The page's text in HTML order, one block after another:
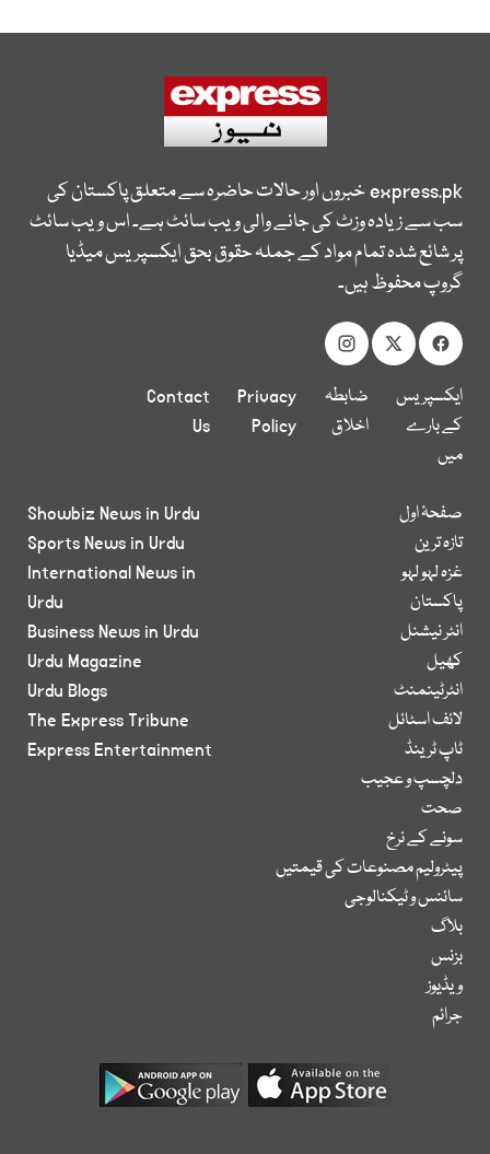
express.pkخبروں اور حالات حاضرہ سے متعلق پاکستان کی
سب سے زیادہ وزٹ کی جانے والی ویب سائٹ ہے۔ اس ویب سائٹ
پر شائع شدہ تمام مواد کے جملہ حقوق بحق ایکسپریس میڈیا
گروپ محفوظ ہیں۔
ایکسپریس
کے بارے
میں
ضابطہ
اخلاق
Privacy
Policy
Contact
Us
صفحۂ اول
تازہ ترین
غزہ لہو لہو
پاکستان
انٹر نیشنل
کھیل
انٹرٹینمنٹ
لائف اسٹائل
ٹاپ ٹرینڈ
دلچسپ و عجیب
صحت
سونے کے نرخ
پیٹرولیم مصنوعات کی قیمتیں
سائنس و ٹیکنالوجی
بلاگ
بزنس
ویڈیوز
جرائم
Showbiz News in Urdu
Sports News in Urdu
International News in
Urdu
Business News in Urdu
Urdu Magazine
Urdu Blogs
The Express Tribune
Express Entertainment